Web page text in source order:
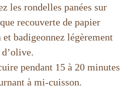
les rondelles panées sur
recouverte de papier
et badigeonnez légèrement
pendant 15 à 20 minutes
à mi-cuisson.